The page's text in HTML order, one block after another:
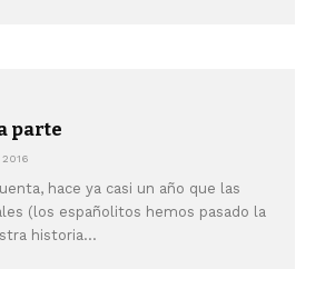
parte
2016
hace ya casi un año que las
(los españolitos hemos pasado la
historia...